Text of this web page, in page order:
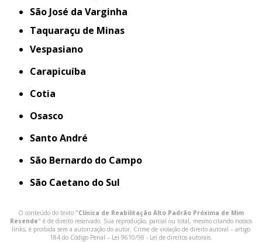
São José da Varginha
Taquaraçu de Minas
Vespasiano
Carapicuíba
Cotia
Osasco
Santo André
São Bernardo do Campo
São Caetano do Sul
O conteúdo do texto "Clínica de Reabilitação Alto Padrão Próxima de Mim
Resende" é de direito reservado. Sua reprodução, parcial ou total, mesmo citando nossos
links, é proibida sem a autorização do autor. Crime de violação de direito autoral – artigo
184 do Código Penal – Lei 9610/98 - Lei de direitos autorais.